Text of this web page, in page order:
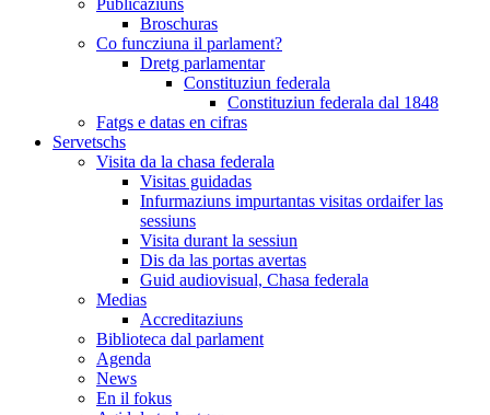
Publicaziuns
Broschuras
Co funcziuna il parlament?
Dretg parlamentar
Constituziun federala
Constituziun federala dal 1848
Fatgs e datas en cifras
Servetschs
Visita da la chasa federala
Visitas guidadas
Infurmaziuns impurtantas visitas ordaifer las
sessiuns
Visita durant la sessiun
Dis da las portas avertas
Guid audiovisual, Chasa federala
Medias
Accreditaziuns
Biblioteca dal parlament
Agenda
News
En il fokus